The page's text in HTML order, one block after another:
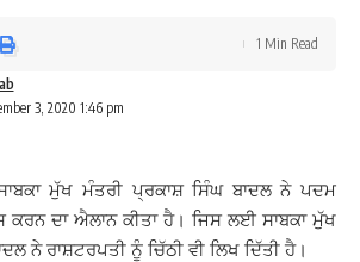
3, 2020 1:46 pm
1 Min Read
ਮੁੱਖ ਮੰਤਰੀ ਪ੍ਰਕਾਸ਼ ਸਿੰਘ ਬਾਦਲ ਨੇ ਪਦਮ
ਕਰਨ ਦਾ ਐਲਾਨ ਕੀਤਾ ਹੈ। ਜਿਸ ਲਈ ਸਾਬਕਾ ਮੁੱਖ
ਨੇ ਰਾਸ਼ਟਰਪਤੀ ਨੂੰ ਚਿੱਠੀ ਵੀ ਲਿਖ ਦਿੱਤੀ ਹੈ।